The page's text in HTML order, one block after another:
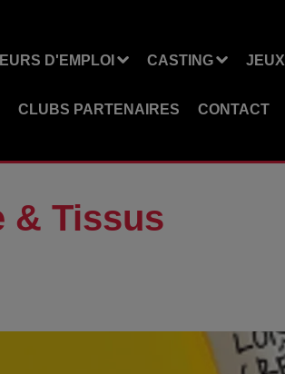
D'EMPLOI CASTING JEUX
CLUBS PARTENAIRES CONTACT
& Tissus